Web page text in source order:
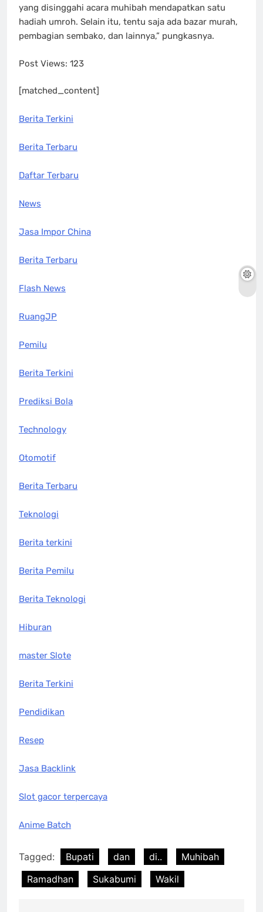
yang disinggahi acara muhibah mendapatkan satu
hadiah umroh. Selain itu, tentu saja ada bazar murah,
pembagian sembako, dan lainnya,” pungkasnya.
Post Views: 123
[matched_content]
Berita Terkini
Berita Terbaru
Daftar Terbaru
News
Jasa Impor China
Berita Terbaru
Flash News
RuangJP
Pemilu
Berita Terkini
Prediksi Bola
Technology
Otomotif
Berita Terbaru
Teknologi
Berita terkini
Berita Pemilu
Berita Teknologi
Hiburan
master Slote
Berita Terkini
Pendidikan
Resep
Jasa Backlink
Slot gacor terpercaya
Anime Batch
Tagged: Bupati dan di..
Muhibah
Ramadhan
Sukabumi Wakil